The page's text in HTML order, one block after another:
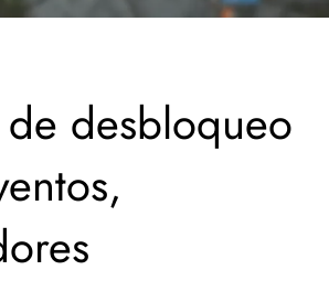
desbloqueo